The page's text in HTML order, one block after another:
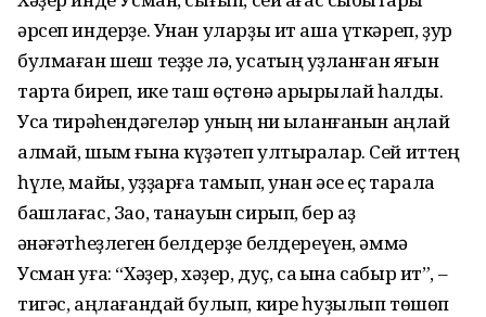
әрсеп индерҙе. Унан уларҙы ит аша үткәреп, ҙур
булмаған шеш теҙҙе лә, усаҡтың ҡуҙланған яғын
тарта биреп, ике таш өҫтөнә арҡырылай һалды.
Усаҡ тирәһендәгеләр уның ни ҡыланғанын аңлай
алмай, шым ғына күҙәтеп ултыралар. Сей иттең
һүле, майы, ҡуҙҙарға тамып, унан әсе еҫ тарала
башлағас, Зао, танауын сирып, бер аҙ
ҡәнәғәтһеҙлеген белдерҙе белдереүен, әммә
Усман уға: “Хәҙер, хәҙер, дуҫ, саҡ ҡына сабыр ит”, –
тигәс, аңлағандай булып, кире һуҙылып төшөп